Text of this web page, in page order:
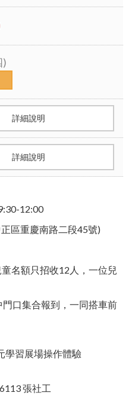
)
詳細說明
詳細說明
12:00
區重慶南路二段45號)
名額只招收12人，一位兒
門口集合報到，一同搭車前
學習展場操作體驗
張社工